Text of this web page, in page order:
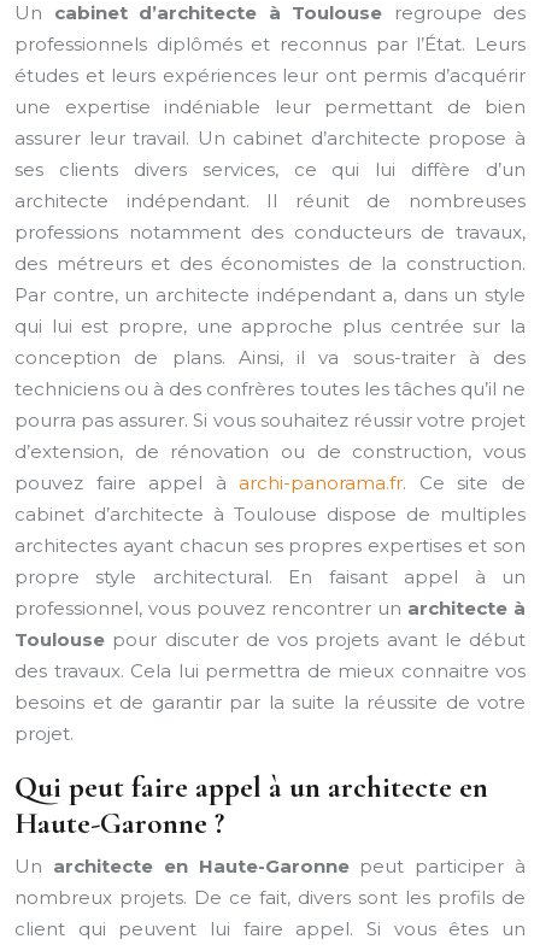
Un cabinet d’architecte à Toulouse regroupe des
professionnels diplômés et reconnus par l’État. Leurs
études et leurs expériences leur ont permis d’acquérir
une expertise indéniable leur permettant de bien
assurer leur travail. Un cabinet d’architecte propose à
ses clients divers services, ce qui lui diffère d’un
architecte indépendant. Il réunit de nombreuses
professions notamment des conducteurs de travaux,
des métreurs et des économistes de la construction.
Par contre, un architecte indépendant a, dans un style
qui lui est propre, une approche plus centrée sur la
conception de plans. Ainsi, il va sous-traiter à des
techniciens ou à des confrères toutes les tâches qu’il ne
pourra pas assurer. Si vous souhaitez réussir votre projet
d’extension, de rénovation ou de construction, vous
pouvez faire appel à archi-panorama.fr. Ce site de
cabinet d’architecte à Toulouse dispose de multiples
architectes ayant chacun ses propres expertises et son
propre style architectural. En faisant appel à un
professionnel, vous pouvez rencontrer un architecte à
Toulouse pour discuter de vos projets avant le début
des travaux. Cela lui permettra de mieux connaitre vos
besoins et de garantir par la suite la réussite de votre
projet.
Qui peut faire appel à un architecte en
Haute-Garonne ?
Un architecte en Haute-Garonnepeut participer à
nombreux projets. De ce fait, divers sont les profils de
client qui peuvent lui faire appel. Si vous êtes un